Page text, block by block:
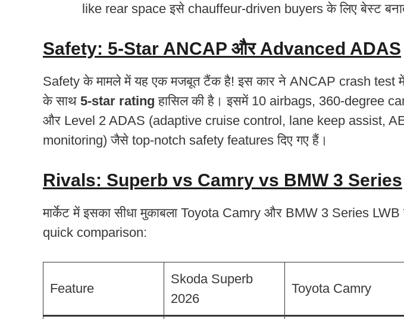
like rear space इसे chauffeur-driven buyers के लिए बेस्ट
Safety: 5-Star ANCAP और Advanced ADAS
Safety के मामले में यह एक मजबूत टैंक है! इस कार ने ANCAP crash test
के साथ 5-star rating हासिल की है। इसमें 10 airbags, 360-degree
और Level 2 ADAS (adaptive cruise control, lane keep assist,
monitoring) जैसे top-notch safety features दिए गए हैं।
Rivals: Superb vs Camry vs BMW 3 Series
मार्केट में इसका सीधा मुकाबला Toyota Camry और BMW 3 Series LWB
quick comparison:
Feature
Skoda Superb
2026
Toyota Camry